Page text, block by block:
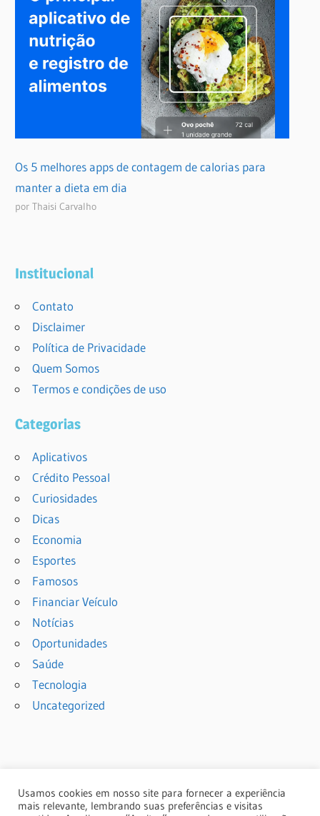
Os 5 melhores apps de contagem de calorias para
manter a dieta em dia
por Thaisi Carvalho
Institucional
Contato
Disclaimer
Política de Privacidade
Quem Somos
Termos e condições de uso
Categorias
Aplicativos
Crédito Pessoal
Curiosidades
Dicas
Economia
Esportes
Famosos
Financiar Veículo
Notícias
Oportunidades
Saúde
Tecnologia
Uncategorized
Usamos cookies em nosso site para fornecer a experiência
mais relevante, lembrando suas preferências e visitas